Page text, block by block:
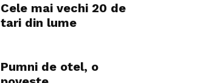
Cele mai vechi 20 de
tari din lume
Pumni de otel, o